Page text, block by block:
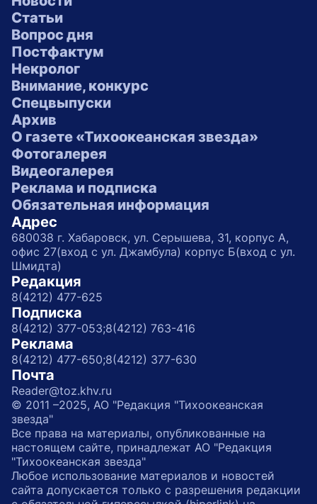
Статьи
Вопрос дня
Постфактум
Некролог
Внимание, конкурс
Спецвыпуски
Архив
О газете «Тихоокеанская звезда»
Фотогалерея
Видеогалерея
Реклама и подписка
Обязательная информация
Адрес
680038 г. Хабаровск, ул. Серышева, 31, корпус А,
офис 27(вход с ул. Джамбула) корпус Б(вход с ул.
Шмидта)
Редакция
8(4212) 477-625
Подписка
8(4212) 377-053;8(4212) 763-416
Реклама
8(4212) 477-650;8(4212) 377-630
Почта
Reader@toz.khv.ru
© 2011 –2025, АО "Редакция "Тихоокеанская
звезда"
Все права на материалы, опубликованные на
настоящем сайте, принадлежат АО "Редакция
"Тихоокеанская звезда"
Любое использование материалов и новостей
сайта допускается только с разрешения редакции